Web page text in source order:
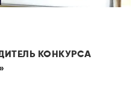
ПОЛУЧИЛА
В РОССИИ»